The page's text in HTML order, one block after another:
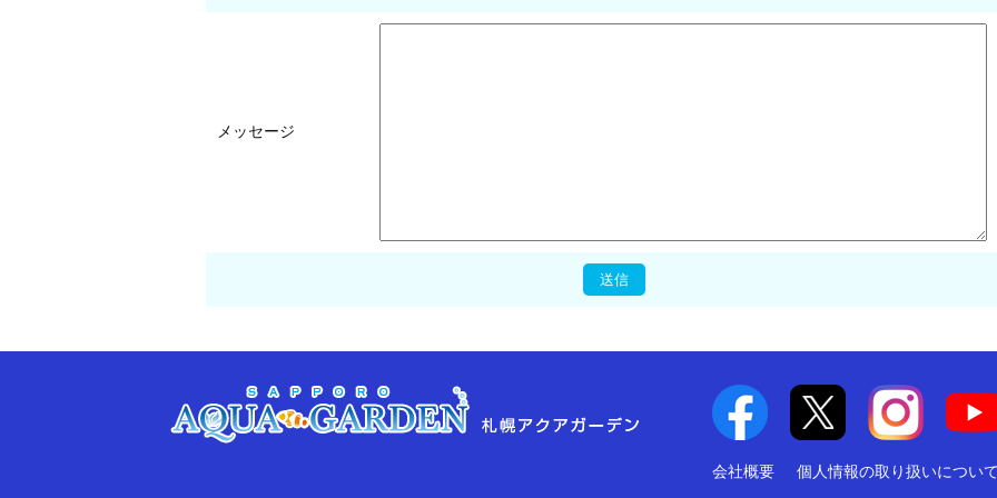
メッセージ
会社概要 個人情報の取り扱いについ